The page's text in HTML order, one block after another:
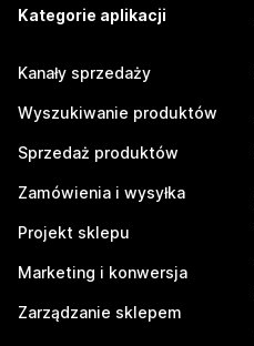
Kategorie aplikacji
Kanały sprzedaży
Wyszukiwanie produktów
Sprzedaż produktów
Zamówienia i wysyłka
Projekt sklepu
Marketing i konwersja
Zarządzanie sklepem